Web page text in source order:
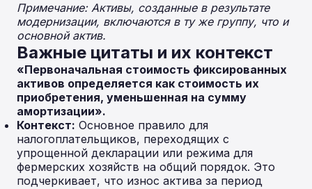
Примечание: Активы, созданные в результате
модернизации, включаются в ту же группу, что и
основной актив.
Важные цитаты и их контекст
«Первоначальная стоимость фиксированных
активов определяется как стоимость их
приобретения, уменьшенная на сумму
амортизации».
Контекст: Основное правило для
налогоплательщиков, переходящих с
упрощенной декларации или режима для
фермерских хозяйств на общий порядок. Это
подчеркивает, что износ актива за период